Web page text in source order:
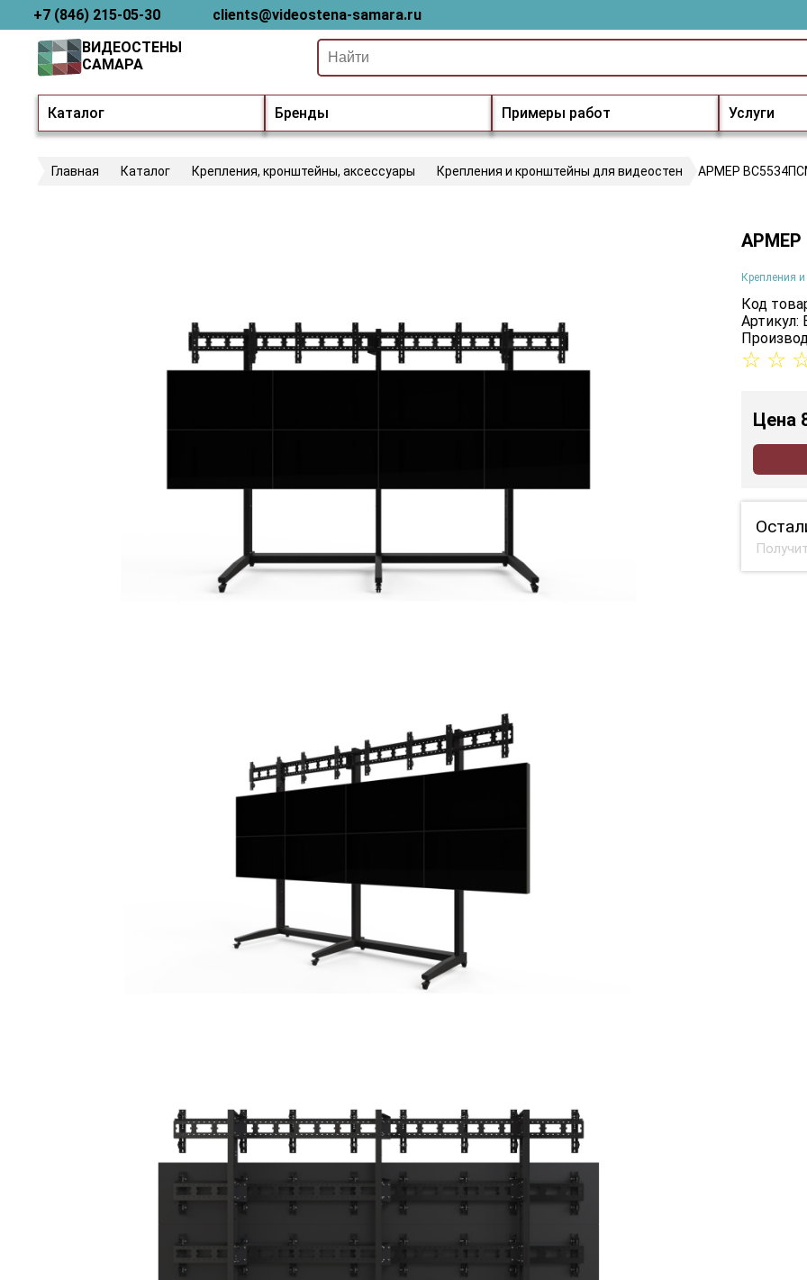
+7 (846) 215-05-30 clients@videostena-samara.ru
Каталог Бренды Примеры работ Услуги
ВИДЕОСТЕНЫ
САМАРА
Главная Каталог Крепления, кронштейны, аксессуары Крепления и кронштейны для видеостен АРМЕР
АРМЕР
Крепления
Код
☆ ☆
Цена